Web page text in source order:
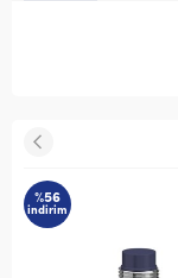
%56
indirim